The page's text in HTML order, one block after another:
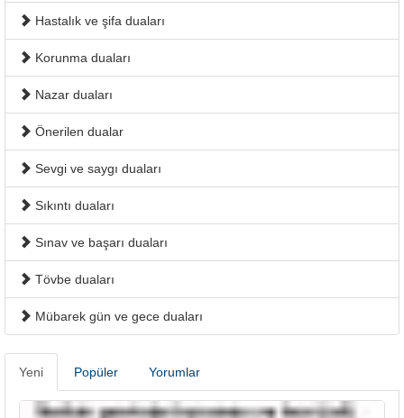
Hastalık ve şifa duaları
Korunma duaları
Nazar duaları
Önerilen dualar
Sevgi ve saygı duaları
Sıkıntı duaları
Sınav ve başarı duaları
Tövbe duaları
Mübarek gün ve gece duaları
Yeni Popüler Yorumlar